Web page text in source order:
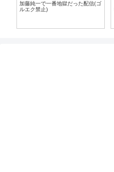
【悲報】加藤純一さん、わずか2
年で激烈にデブってしまう【健康